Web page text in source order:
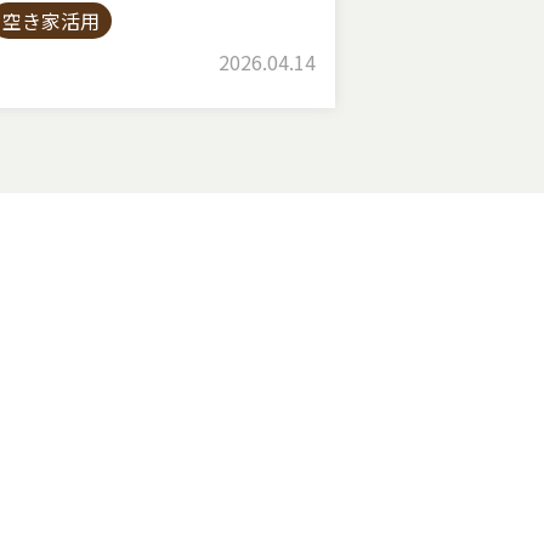
空き家活用
2026.04.14